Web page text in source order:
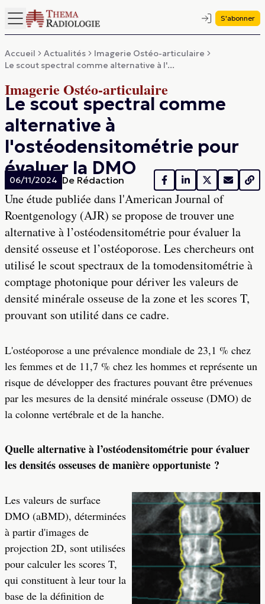
S'abonner
Accueil Actualités
Imagerie Ostéo-articulaire
Le scout spectral comme alternative à l'...
Imagerie Ostéo-articulaire
Le scout spectral comme
alternative à
l'ostéodensitométrie pour
évaluer la DMO
06/11/2024 De Rédaction
Une étude publiée dans l'American Journal of
Roentgenology (AJR) se propose de trouver une
alternative à l’ostéodensitométrie pour évaluer la
densité osseuse et l’ostéoporose. Les chercheurs ont
utilisé le scout spectraux de la tomodensitométrie à
comptage photonique pour dériver les valeurs de
densité minérale osseuse de la zone et les scores T,
prouvant son utilité dans ce cadre.
L'ostéoporose a une prévalence mondiale de 23,1 % chez
les femmes et de 11,7 % chez les hommes et représente un
risque de développer des fractures pouvant être prévenues
par les mesures de la densité minérale osseuse (DMO) de
la colonne vertébrale et de la hanche.
Quelle alternative à l’ostéodensitométrie pour évaluer
les densités osseuses de manière opportuniste ?
Les valeurs de surface
DMO (aBMD), déterminées
à partir d'images de
projection 2D, sont utilisées
pour calculer les scores T,
qui constituent à leur tour la
base de la définition de